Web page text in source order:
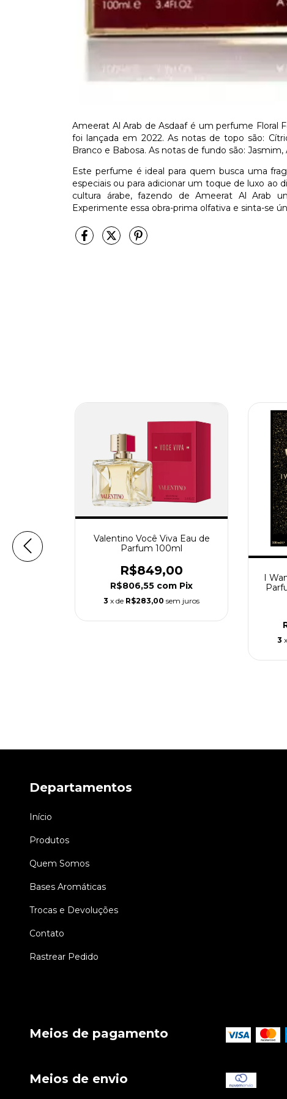
Ameerat Al Arab de Asdaaf é um perfume Floral
foi lançada em 2022. As notas de topo são:
Branco e Babosa. As notas de fundo são:
Este perfume é ideal para quem busca uma
especiais ou para adicionar um toque de luxo ao
cultura árabe, fazendo de Ameerat Al Arab
Experimente essa obra-prima olfativa e sinta-se
Valentino Você Viva Eau de
Parfum 100ml
R$849,00
R$806,55 com Pix
3 x de R$283,00 sem juros
I
3
Departamentos
Início
Produtos
Quem Somos
Bases Aromáticas
Trocas e Devoluções
Contato
Rastrear Pedido
Meios de pagamento
Meios de envio